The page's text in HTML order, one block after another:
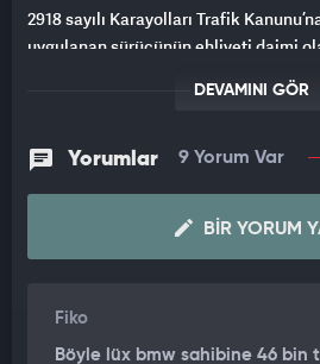
2918 sayılı Karayolları Trafik
uygulanan sürücünün ehliyeti daimi
Armağan İlci Mahallesi Cıvlaz Sokak’ta
Skandal olay sonrası H.Ç. hakkında
tehlikeye sokmak” suçundan adli işlem
süreceğini vurguladı.
DEVAMINI GÖR
Yorumlar 9 Yorum Var
BIR YORUM
Fiko
Böyle lüx bmw sahibine 46 bin